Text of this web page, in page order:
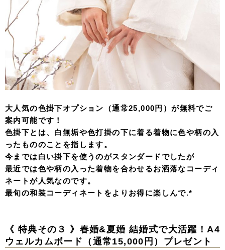
大人気の色掛下オプション（通常25,000円）が無料でご
案内可能です！
色掛下とは、 白無垢や色打掛の下に着る着物に色や柄の入
ったもののこと を指します。
今までは白い掛下を使うのがスタンダードでしたが
最近では色や柄の入った着物を合わせるお洒落なコーディ
ネートが人気なのです。
最旬の和装コーディネートをよりお得に楽しんで.*
《 特典その３ 》春婚&夏婚 結婚式で大活躍！A4
ウェルカムボード（通常15,000円）プレゼント